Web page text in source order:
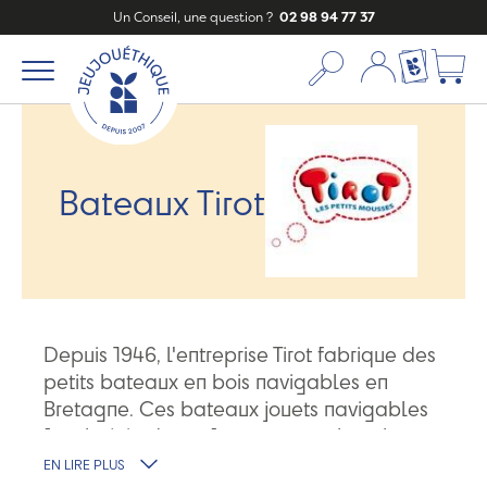
Un Conseil, une question ? 02 98 94 77 37
Mon compte
Ma liste
Bateaux Tirot
Depuis 1946, l'entreprise Tirot fabrique des
petits bateaux en bois navigables en
Bretagne. Ces bateaux jouets navigables
font la joie des enfants sur tous les plans
d'eau. Au bord de la mer, dans une
EN LIRE PLUS